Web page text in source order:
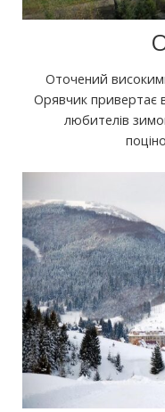
Оточений
Орявчик привертає
любителів